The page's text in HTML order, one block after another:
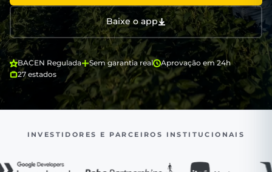
Baixe o app
BACEN Regulada Sem garantia real
Aprovação em 24h
27 estados
INVESTIDORES E PARCEIROS INSTITUCIONAIS